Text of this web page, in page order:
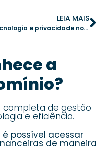
LEIA MAIS
Tecnologia e privacidade no condomínio: 4 práticas para garantir a segurança dos moradores
a
completa de gestão
e eficiência.
possível acessar
de maneira